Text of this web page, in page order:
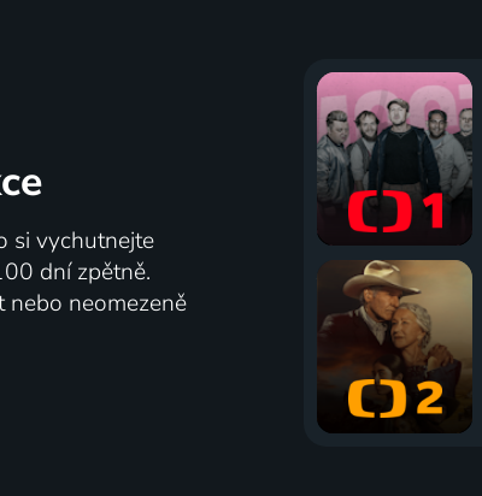
si vychutnejte
dní zpětně.
nebo neomezeně